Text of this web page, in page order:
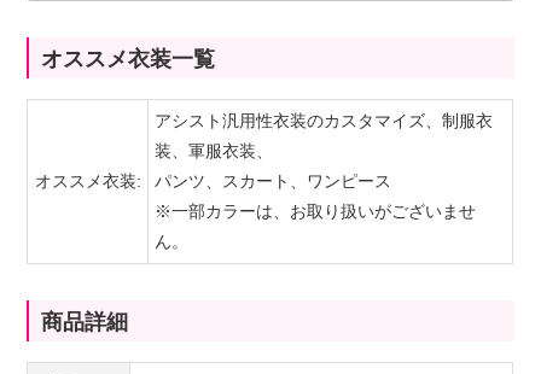
オススメ衣装一覧
オススメ衣装:
アシスト汎用性衣装のカスタマイズ、制服衣
装、軍服衣装、
パンツ、スカート、ワンピース
※一部カラーは、お取り扱いがございませ
ん。
商品詳細